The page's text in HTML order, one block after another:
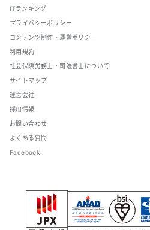
ITランキング
プライバシーポリシー
コンテンツ制作・運営ポリシー
利用規約
社会保険労務士・司法書士について
サイトマップ
運営会社
採用情報
お問い合わせ
よくある質問
Facebook